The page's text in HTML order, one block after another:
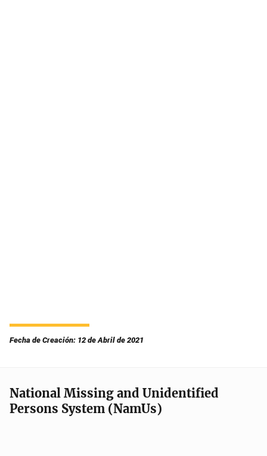
Fecha de Creación: 12 de Abril de 2021
National Missing and Unidentified
Persons System (NamUs)